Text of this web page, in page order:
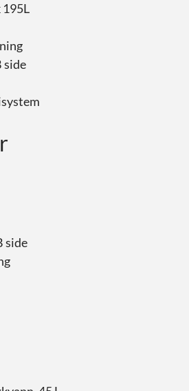
195L
side
side